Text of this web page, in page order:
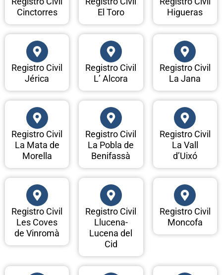
Cinctorres
El Toro
Higueras
Registro Civil
Jérica
Registro Civil
L’ Alcora
Registro Civil
La Jana
Registro Civil
La Mata de
Morella
Registro Civil
La Pobla de
Benifassà
Registro Civil
La Vall
d’Uixó
Registro Civil
Les Coves
de Vinromà
Registro Civil
Llucena-
Lucena del
Cid
Registro Civil
Moncofa